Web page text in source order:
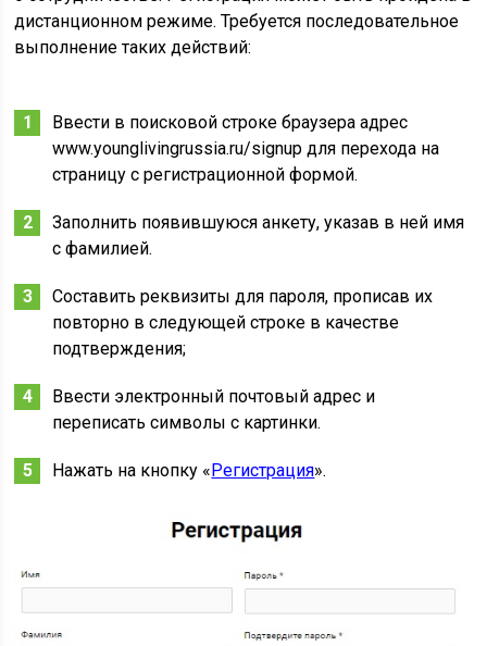
дистанционном режиме. Требуется последовательное
выполнение таких действий:
Ввести в поисковой строке браузера адрес
www.younglivingrussia.ru/signup для перехода на
страницу с регистрационной формой.
Заполнить появившуюся анкету, указав в ней имя
с фамилией.
Составить реквизиты для пароля, прописав их
повторно в следующей строке в качестве
подтверждения;
Ввести электронный почтовый адрес и
переписать символы с картинки.
Нажать на кнопку « Регистрация».